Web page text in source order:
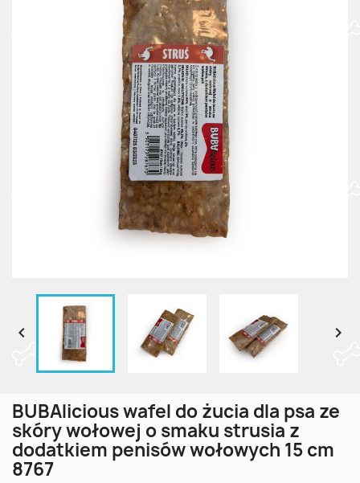
 
BUBAlicious wafel do żucia dla psa ze
skóry wołowej o smaku strusia z
dodatkiem penisów wołowych 15 cm
8767